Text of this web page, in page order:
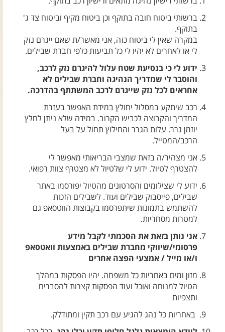
ברשותי ביטוח חובה בתוקף וכן ביטוח מקיף וביטוח צד ג'
בתוקף.
במקרה שאין לי ביטוח כזה, אני מאשר/ת שאם ייגרם נזק
לי או לאחרים לא יהיו לי כל תביעות כלפי חברת שבילים.
ידוע לי כי בנסיעת שטח עלול להיגרם נזק לרכב,
והוסבר לי שמדריך הנהיגה וחברת שבילים לא
אחראים לכל נזק שייגרם לרכב המשתתף בהדרכה.
רכב שיתקע במסלול יחולץ במידת האפשר בעזרת
המדריך והקבוצה לכביש הקרוב. במידה שלא ניתן לחלץ
יוזמן גרר. עלות הגרר והחילוץ תחול על בעל
הרכב/המטייל.
אני מצהיר/ה בזאת שמצבי הבריאותי מאפשר לי
להצטרף לטיול. ידוע לי שלטיול לא מצטרף צוות רפואי.
ידוע לי שצילומים והסרטונים מהטיול יפורסמו באתר
שבילים, פייסבוק שבילים ועוד. לשבילים הזכות
להשתמש בתמונות שיתפרסמו בקבוצות הווטסאפ גם
למטרות מסחריות.
אני נותן בזאת את הסכמתי לקבל מידע
פרסומי/שיווקי מחברת שבילים באמצעות וואטסאפ
ו/או מייל / אמצעי הפצה אחרים
מזון ומים באחריות כל משפחה. יהיו הפסקות במהלך
הטיול למנוחה ואוכל ועוד הפסקות קצרות להסברים
ותצפיות
באחריות כל נהג להגיע עם רכב תקין ומתודלק.